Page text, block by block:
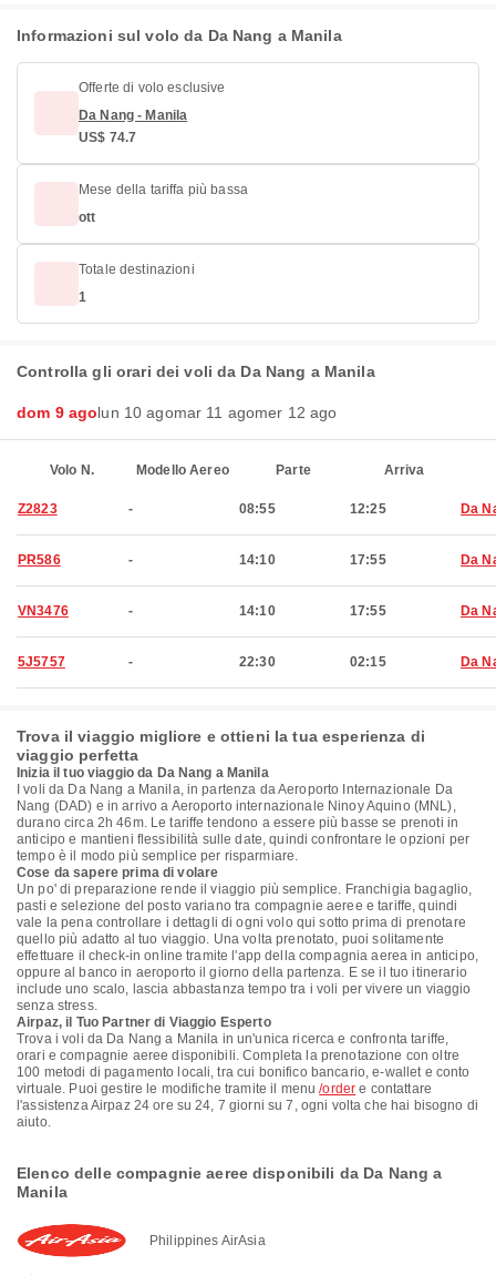
Informazioni sul volo da Da Nang a Manila
Offerte di volo esclusive
Da Nang - Manila
US$ 74.7
Mese della tariffa più bassa
ott
Totale destinazioni
1
Controlla gli orari dei voli da Da Nang a Manila
dom 9 agolun 10 agomar 11 agomer 12 ago
Volo N. Modello Aereo Parte Arriva
Z2823 - 08:55 12:25 Da
PR586 - 14:10 17:55 Da
VN3476 - 14:10 17:55 Da
5J5757 - 22:30 02:15 Da
Trova il viaggio migliore e ottieni la tua esperienza di
viaggio perfetta
Inizia il tuo viaggio da Da Nang a Manila
I voli da Da Nang a Manila, in partenza da Aeroporto Internazionale Da
Nang (DAD) e in arrivo a Aeroporto internazionale Ninoy Aquino (MNL),
durano circa 2h 46m. Le tariffe tendono a essere più basse se prenoti in
anticipo e mantieni flessibilità sulle date, quindi confrontare le opzioni per
tempo è il modo più semplice per risparmiare.
Cose da sapere prima di volare
Un po' di preparazione rende il viaggio più semplice. Franchigia bagaglio,
pasti e selezione del posto variano tra compagnie aeree e tariffe, quindi
vale la pena controllare i dettagli di ogni volo qui sotto prima di prenotare
quello più adatto al tuo viaggio. Una volta prenotato, puoi solitamente
effettuare il check-in online tramite l'app della compagnia aerea in anticipo,
oppure al banco in aeroporto il giorno della partenza. E se il tuo itinerario
include uno scalo, lascia abbastanza tempo tra i voli per vivere un viaggio
senza stress.
Airpaz, il Tuo Partner di Viaggio Esperto
Trova i voli da Da Nang a Manila in un'unica ricerca e confronta tariffe,
orari e compagnie aeree disponibili. Completa la prenotazione con oltre
100 metodi di pagamento locali, tra cui bonifico bancario, e-wallet e conto
virtuale. Puoi gestire le modifiche tramite il menu/order e contattare
l'assistenza Airpaz 24 ore su 24, 7 giorni su 7, ogni volta che hai bisogno di
aiuto.
Elenco delle compagnie aeree disponibili da Da Nang a
Manila
Philippines AirAsia